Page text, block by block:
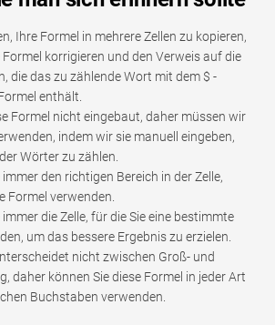
Ihre Formel in mehrere Zellen zu kopieren,
Formel korrigieren und den Verweis auf die
die das zu zählende Wort mit dem $ -
enthält.
Formel nicht eingebaut, daher müssen wir
indem wir sie manuell eingeben,
Wörter zu zählen.
den richtigen Bereich in der Zelle,
Formel verwenden.
die Zelle, für die Sie eine bestimmte
um das bessere Ergebnis zu erzielen.
nicht zwischen Groß- und
daher können Sie diese Formel in jeder Art
Buchstaben verwenden.